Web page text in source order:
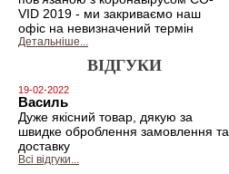
VID 2019 - ми закриваємо наш
офіс на невизначений термін
Детальніше...
ВІДГУКИ
19-02-2022
Василь
Дуже якісний товар, дякую за
швидке оброблення замовлення та
доставку
Всі відгуки...